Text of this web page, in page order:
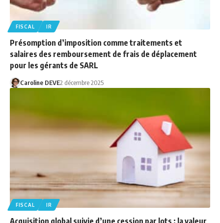
FISCAL IR
Présomption d’imposition comme traitements et
salaires des remboursement de frais de déplacement
pour les gérants de SARL
Caroline DEVE2 décembre 2025
FISCAL IR